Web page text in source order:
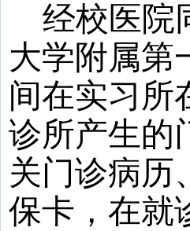
经校医院
大学附属第
间在实习所
诊所产生的
关门诊病历
保卡，在就